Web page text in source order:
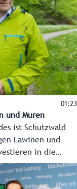
01:23
und Muren
ist Schutzwald
Lawinen und
in die
funktionierenden